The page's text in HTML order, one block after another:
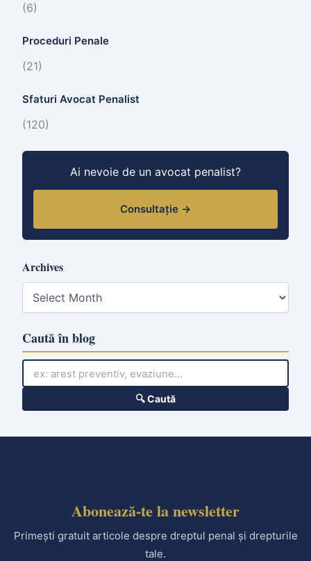
(6)
Proceduri Penale
(21)
Sfaturi Avocat Penalist
(120)
Ai nevoie de un avocat penalist?
Consultație →
Archives
A
c
i
v
s
Caută în blog
🔍 Caută
Abonează-te la newsletter
Primești gratuit articole despre dreptul penal și drepturile
tale.